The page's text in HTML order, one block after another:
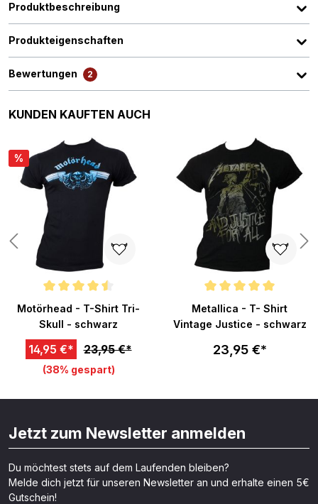
Produktbeschreibung
Produkteigenschaften
Bewertungen 2
Produktgalerie überspringen
KUNDEN KAUFTEN AUCH
%
Durchschnittliche Bewertung von 4.5 von 5 Sternen
Motörhead - T-Shirt Tri-
Skull - schwarz
14,95 €* 23,95 €*
(38% gespart)
Durchschnittliche Bewertung
Metallica - T- Shirt
Vintage Justice - schwarz
23,95 €*
Jetzt zum Newsletter anmelden
Du möchtest stets auf dem Laufenden bleiben?
Melde dich jetzt für unseren Newsletter an und erhalte einen 5€
Gutschein!